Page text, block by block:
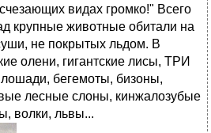
видах громко!" Всего
крупные животные обитали на
не покрытых льдом. В
олени, гигантские лисы, ТРИ
бегемоты, бизоны,
лесные слоны, кинжалозубые
волки, львы...